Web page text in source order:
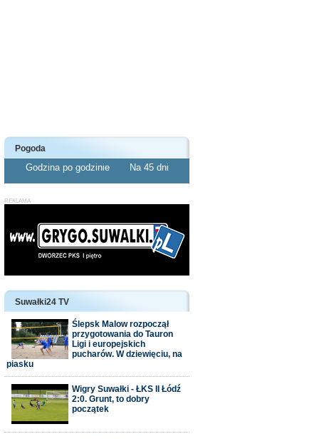
Pogoda
Godzina po godzinie Na 45 dni
Suwałki24 TV
Ślepsk Malow rozpoczął
przygotowania do Tauron
Ligi i europejskich
pucharów. W dziewięciu, na
piasku
Wigry Suwałki - ŁKS II Łódź
2:0. Grunt, to dobry
początek